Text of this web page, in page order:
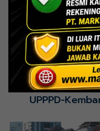
Lihat Detail
UPPPD-